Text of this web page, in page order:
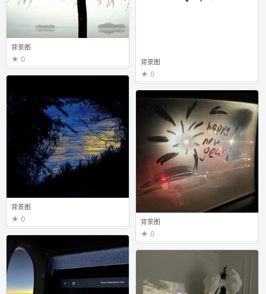
背景图
0
背景图
0 背景图
0
背景图
0